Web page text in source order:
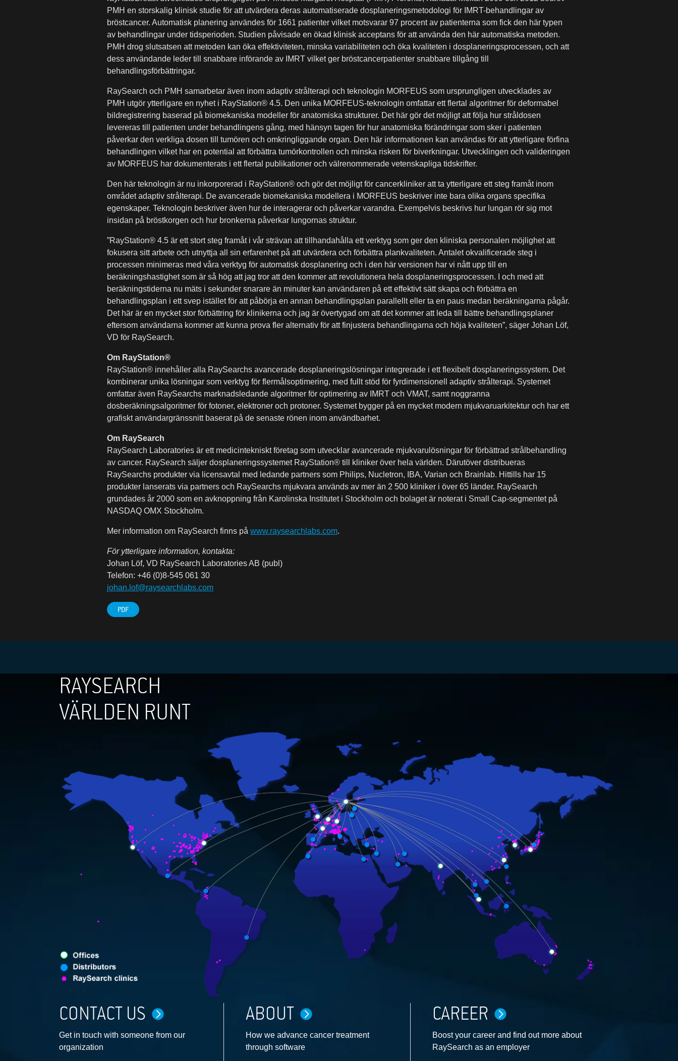
PMH en storskalig klinisk studie för att utvärdera deras automatiserade dosplaneringsmetodologi för IMRT-behandlingar av
bröstcancer. Automatisk planering användes för 1661 patienter vilket motsvarar 97 procent av patienterna som fick den här typen
av behandlingar under tidsperioden. Studien påvisade en ökad klinisk acceptans för att använda den här automatiska metoden.
PMH drog slutsatsen att metoden kan öka effektiviteten, minska variabiliteten och öka kvaliteten i dosplaneringsprocessen, och att
dess användande leder till snabbare införande av IMRT vilket ger bröstcancerpatienter snabbare tillgång till
behandlingsförbättringar.
RaySearch och PMH samarbetar även inom adaptiv strålterapi och teknologin MORFEUS som ursprungligen utvecklades av
PMH utgör ytterligare en nyhet i RayStation® 4.5. Den unika MORFEUS-teknologin omfattar ett flertal algoritmer för deformabel
bildregistrering baserad på biomekaniska modeller för anatomiska strukturer. Det här gör det möjligt att följa hur stråldosen
levereras till patienten under behandlingens gång, med hänsyn tagen för hur anatomiska förändringar som sker i patienten
påverkar den verkliga dosen till tumören och omkringliggande organ. Den här informationen kan användas för att ytterligare förfina
behandlingen vilket har en potential att förbättra tumörkontrollen och minska risken för biverkningar. Utvecklingen och valideringen
av MORFEUS har dokumenterats i ett flertal publikationer och välrenommerade vetenskapliga tidskrifter.
Den här teknologin är nu inkorporerad i RayStation® och gör det möjligt för cancerkliniker att ta ytterligare ett steg framåt inom
området adaptiv strålterapi. De avancerade biomekaniska modellera i MORFEUS beskriver inte bara olika organs specifika
egenskaper. Teknologin beskriver även hur de interagerar och påverkar varandra. Exempelvis beskrivs hur lungan rör sig mot
insidan på bröstkorgen och hur bronkerna påverkar lungornas struktur.
”RayStation® 4.5 är ett stort steg framåt i vår strävan att tillhandahålla ett verktyg som ger den kliniska personalen möjlighet att
fokusera sitt arbete och utnyttja all sin erfarenhet på att utvärdera och förbättra plankvaliteten. Antalet okvalificerade steg i
processen minimeras med våra verktyg för automatisk dosplanering och i den här versionen har vi nått upp till en
beräkningshastighet som är så hög att jag tror att den kommer att revolutionera hela dosplaneringsprocessen. I och med att
beräkningstiderna nu mäts i sekunder snarare än minuter kan användaren på ett effektivt sätt skapa och förbättra en
behandlingsplan i ett svep istället för att påbörja en annan behandlingsplan parallellt eller ta en paus medan beräkningarna pågår.
Det här är en mycket stor förbättring för klinikerna och jag är övertygad om att det kommer att leda till bättre behandlingsplaner
eftersom användarna kommer att kunna prova fler alternativ för att finjustera behandlingarna och höja kvaliteten”, säger Johan Löf,
VD för RaySearch.
Om RayStation®
RayStation® innehåller alla RaySearchs avancerade dosplaneringslösningar integrerade i ett flexibelt dosplaneringssystem. Det
kombinerar unika lösningar som verktyg för flermålsoptimering, med fullt stöd för fyrdimensionell adaptiv strålterapi. Systemet
omfattar även RaySearchs marknadsledande algoritmer för optimering av IMRT och VMAT, samt noggranna
dosberäkningsalgoritmer för fotoner, elektroner och protoner. Systemet bygger på en mycket modern mjukvaruarkitektur och har ett
grafiskt användargränssnitt baserat på de senaste rönen inom användbarhet.
Om RaySearch
RaySearch Laboratories är ett medicintekniskt företag som utvecklar avancerade mjukvarulösningar för förbättrad strålbehandling
av cancer. RaySearch säljer dosplaneringssystemet RayStation® till kliniker över hela världen. Därutöver distribueras
RaySearchs produkter via licensavtal med ledande partners som Philips, Nucletron, IBA, Varian och Brainlab. Hittills har 15
produkter lanserats via partners och RaySearchs mjukvara används av mer än 2 500 kliniker i över 65 länder. RaySearch
grundades år 2000 som en avknoppning från Karolinska Institutet i Stockholm och bolaget är noterat i Small Cap-segmentet på
NASDAQ OMX Stockholm.
Mer information om RaySearch finns på www.raysearchlabs.com.
För ytterligare information, kontakta:
Johan Löf, VD RaySearch Laboratories AB (publ)
Telefon: +46 (0)8-545 061 30
johan.lof@raysearchlabs.com
PDF
RAYSEARCH
VÄRLDEN RUNT
CONTACT US
Get in touch with someone from our
organization
ABOUT
How we advance cancer treatment
through software
CAREER
Boost your career and find out more about
RaySearch as an employer